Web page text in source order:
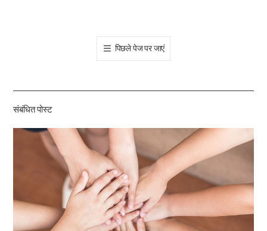
톡
공
기
पिछले पेज पर जाएं
संबंधित पोस्ट